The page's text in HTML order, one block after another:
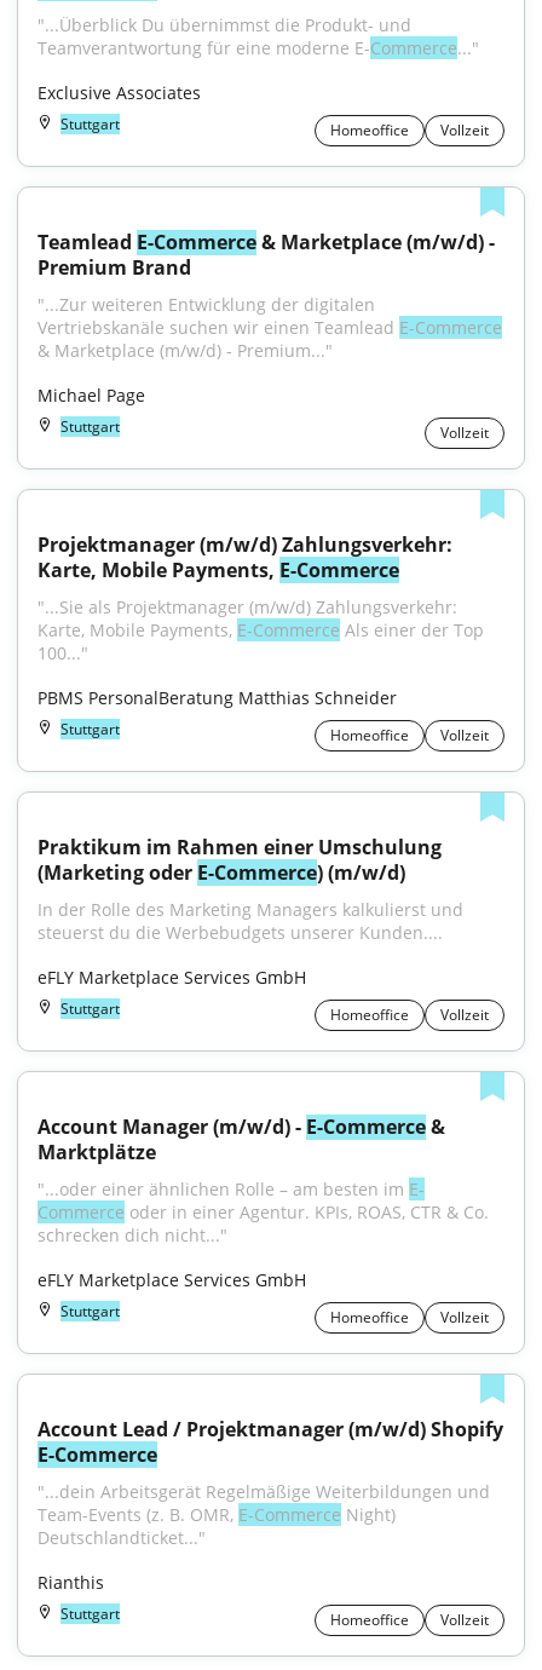
"...Überblick Du übernimmst die Produkt- und
Teamverantwortung für eine moderne E-Commerce..."
Exclusive Associates
Stuttgart Homeoffice Vollzeit
Teamlead E-Commerce & Marketplace (m/w/d) -
Premium Brand
"...Zur weiteren Entwicklung der digitalen
Vertriebskanäle suchen wir einen Teamlead E-Commerce
& Marketplace (m/w/d) - Premium..."
Michael Page
Stuttgart Vollzeit
Projektmanager (m/w/d) Zahlungsverkehr:
Karte, Mobile Payments, E-Commerce
"...Sie als Projektmanager (m/w/d) Zahlungsverkehr:
Karte, Mobile Payments, E-Commerce Als einer der Top
100..."
PBMS PersonalBeratung Matthias Schneider
Stuttgart Homeoffice Vollzeit
Praktikum im Rahmen einer Umschulung
(Marketing oder E-Commerce) (m/w/d)
In der Rolle des Marketing Managers kalkulierst und
steuerst du die Werbebudgets unserer Kunden....
eFLY Marketplace Services GmbH
Stuttgart Homeoffice Vollzeit
Account Manager (m/w/d) - E-Commerce &
Marktplätze
"...oder einer ähnlichen Rolle – am besten im E-
Commerce oder in einer Agentur. KPIs, ROAS, CTR & Co.
schrecken dich nicht..."
eFLY Marketplace Services GmbH
Stuttgart Homeoffice Vollzeit
E-Commerce
"...dein Arbeitsgerät Regelmäßige Weiterbildungen und
Team-Events (z. B. OMR, E-Commerce Night)
Deutschlandticket..."
Rianthis
Stuttgart Homeoffice Vollzeit